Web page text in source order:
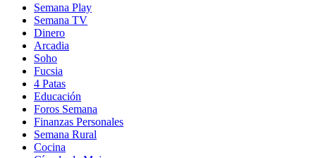
Semana Play
Semana TV
Dinero
Arcadia
Soho
in
new
window
Fucsia
in
new
window
4 Patas
Educación
Foros Semana
Finanzas Personales
Semana Rural
Cocina